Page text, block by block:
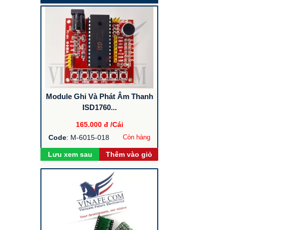
Module Ghi Và Phát Âm Thanh
ISD1760...
165.000 đ/Cái
Code: M-6015-018 Còn hàng
Lưu xem sau Thêm vào giỏ